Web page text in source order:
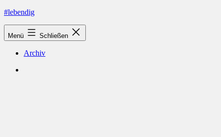
Zum
springen
#lebendig
Menü Schließen
Archiv